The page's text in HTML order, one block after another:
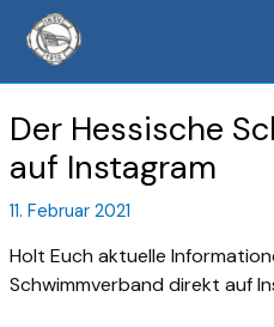
Inhalt
springen
Der Hessische
auf Instagram
11. Februar 2021
Holt Euch aktuelle
Schwimmverband direkt auf